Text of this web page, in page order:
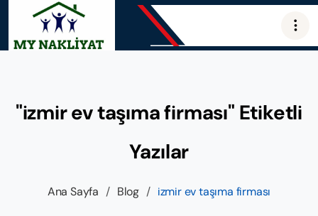
"izmir ev taşıma firması" Etiketli
Yazılar
Ana Sayfa / Blog / izmir ev taşıma firması